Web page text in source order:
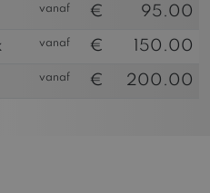
vanaf € 95.00
vanaf € 150.00
vanaf € 200.00